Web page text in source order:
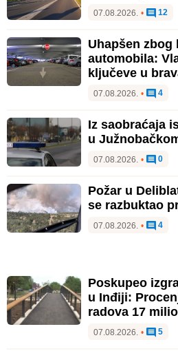
07.08.2026. • 12
Uhapšen zbog
automobila:
ključeve u
07.08.2026. • 4
Iz saobraćaja
u
07.08.2026. • 0
Požar u
se razbuktao
07.08.2026. • 4
Poskupeo
u Inđiji:
radova 17
07.08.2026. • 5